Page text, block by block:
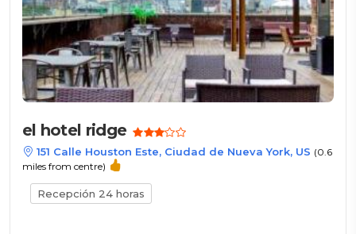
el hotel ridge
151 Calle Houston Este, Ciudad de Nueva York, US (0.6
miles from centre)
Recepción 24 horas